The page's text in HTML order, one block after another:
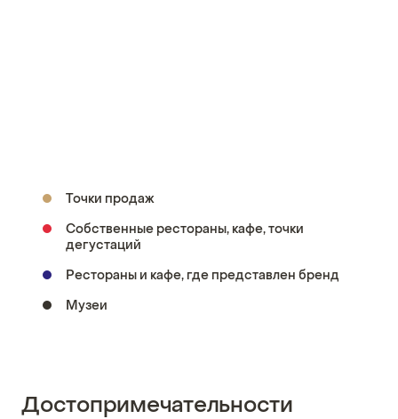
Точки продаж
Собственные рестораны, кафе, точки
дегустаций
Рестораны и кафе, где представлен бренд
Музеи
Достопримечательности